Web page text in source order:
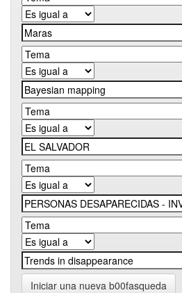
Iniciar una nueva b00fasqueda